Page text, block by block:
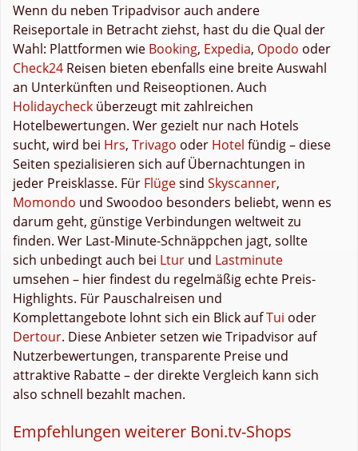
Wenn du neben Tripadvisor auch andere
Reiseportale in Betracht ziehst, hast du die Qual der
Wahl: Plattformen wie Booking, Expedia, Opodo oder
Check24 Reisen bieten ebenfalls eine breite Auswahl
an Unterkünften und Reiseoptionen. Auch
Holidaycheck überzeugt mit zahlreichen
Hotelbewertungen. Wer gezielt nur nach Hotels
sucht, wird bei Hrs, Trivago oder Hotel fündig – diese
Seiten spezialisieren sich auf Übernachtungen in
jeder Preisklasse. Für Flügesind Skyscanner,
Momondo und Swoodoo besonders beliebt, wenn es
darum geht, günstige Verbindungen weltweit zu
finden. Wer Last-Minute-Schnäppchen jagt, sollte
sich unbedingt auch bei Ltur und Lastminute
umsehen – hier findest du regelmäßig echte Preis-
Highlights. Für Pauschalreisen und
Komplettangebote lohnt sich ein Blick aufTui oder
Dertour. Diese Anbieter setzen wie Tripadvisor auf
Nutzerbewertungen, transparente Preise und
attraktive Rabatte – der direkte Vergleich kann sich
also schnell bezahlt machen.
Empfehlungen weiterer Boni.tv-Shops